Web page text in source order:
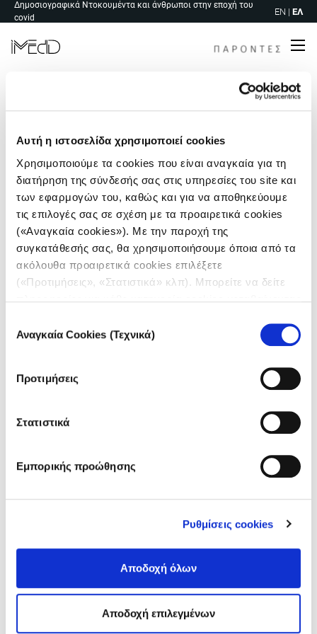
Αυτή η ιστοσελίδα χρησιμοποιεί cookies
Χρησιμοποιούμε τα cookies που είναι αναγκαία για τη
διατήρηση της σύνδεσής σας στις υπηρεσίες του site και
των εφαρμογών του, καθώς και για να αποθηκεύουμε
τις επιλογές σας σε σχέση με τα προαιρετικά cookies
(«Αναγκαία cookies»). Με την παροχή της
συγκατάθεσής σας, θα χρησιμοποιήσουμε όποια από τα
ακόλουθα προαιρετικά cookies επιλέξετε
(«Προτιμήσεις», «Στατιστικά» κλπ). Μπορείτε να δείτε
συγκατάθεσης
Αναγκαία Cookies (Τεχνικά)
Προτιμήσεις
Στατιστικά
Εμπορικής προώθησης
Ρυθμίσεις cookies
Αποδοχή όλων
Αποδοχή επιλεγμένων
Skip
to
content
Δημοσιογραφικά Ντοκουμέντα και άνθρωποι στην εποχή του
covid
EN | ΕΛ
άρθρων
"Εν μέσω covid έχουν
πολλαπλασιαστεί οι πελάτες που
έρχονται στο σουπερ μάρκετ"